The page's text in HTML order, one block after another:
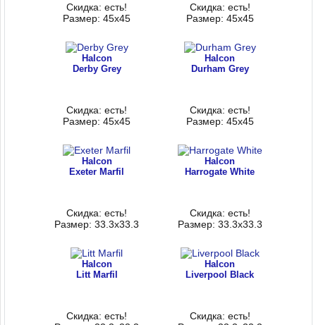
Скидка: есть!
Размер: 45x45
Скидка: есть!
Размер: 45x45
Halcon
Derby Grey
Скидка: есть!
Размер: 45x45
Halcon
Durham Grey
Скидка: есть!
Размер: 45x45
Halcon
Exeter Marfil
Скидка: есть!
Размер: 33.3x33.3
Halcon
Harrogate White
Скидка: есть!
Размер: 33.3x33.3
Halcon
Litt Marfil
Скидка: есть!
Halcon
Liverpool Black
Скидка: есть!